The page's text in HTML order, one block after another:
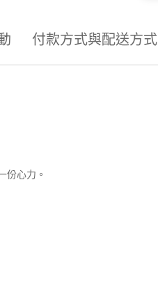
付款方式與配送方式
份心力。